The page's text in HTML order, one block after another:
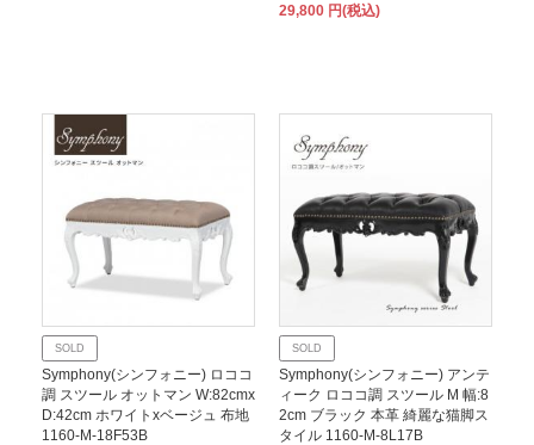
29,800 円(税込)
SOLD
Symphony(シンフォニー) ロココ
調 スツール オットマン W:82cmx
D:42cm ホワイトxベージュ 布地
1160-M-18F53B
SOLD
Symphony(シンフォニー) アンテ
ィーク ロココ調 スツール M 幅:8
2cm ブラック 本革 綺麗な猫脚ス
タイル 1160-M-8L17B